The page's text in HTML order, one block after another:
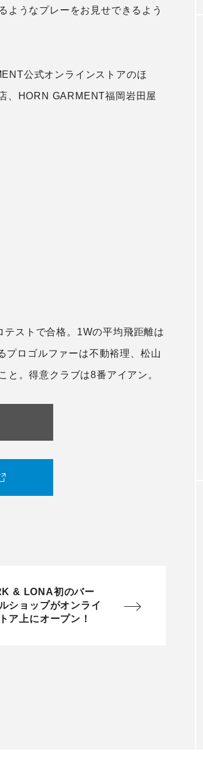
ようなプレーをお見せできるよう
公式オンラインストアのほ
、HORN GARMENT福岡岩田屋
ストで合格。1Wの平均飛距離は
プロゴルファーは不動裕理、松山
と。得意クラブは8番アイアン。
& LONA初のバー
ショップがオンライ
ア上にオープン！